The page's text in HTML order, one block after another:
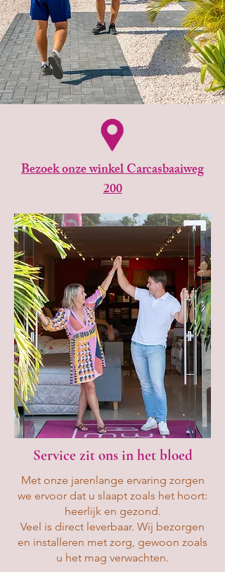
Bezoek onze winkel Carcasbaaiweg
200
Service zit ons in het bloed
Met onze jarenlange ervaring zorgen
we ervoor dat u slaapt zoals het hoort:
heerlijk en gezond.
Veel is direct leverbaar. Wij bezorgen
en installeren met zorg, gewoon zoals
u het mag verwachten.